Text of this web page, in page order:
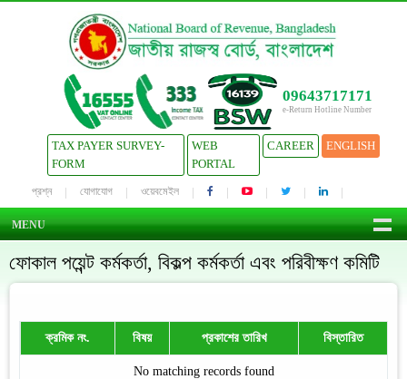
09643717171
e-Return Hotline Number
TAX PAYER SURVEY-
FORM
WEB
PORTAL
CAREER ENGLISH
প্রশ্ন যোগাযোগ ওয়েবমেইল
MENU
ফোকাল পয়েন্ট কর্মকর্তা, বিকল্প কর্মকর্তা এবং পরিবীক্ষণ কমিটি
ক্রমিক নং. বিষয় প্রকাশের তারিখ বিস্তারিত
No matching records found